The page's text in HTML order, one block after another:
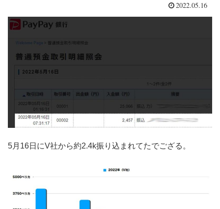
2022.05.16
5月16日にV社から約2.4k振り込まれてたでござる。